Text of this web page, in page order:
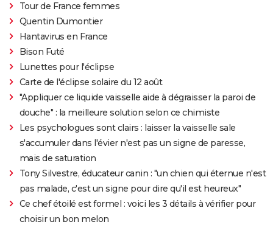
Tour de France femmes
Quentin Dumontier
Hantavirus en France
Bison Futé
Lunettes pour l'éclipse
Carte de l'éclipse solaire du 12 août
"Appliquer ce liquide vaisselle aide à dégraisser la paroi de
douche" : la meilleure solution selon ce chimiste
Les psychologues sont clairs : laisser la vaisselle sale
s'accumuler dans l'évier n'est pas un signe de paresse,
mais de saturation
Tony Silvestre, éducateur canin : "un chien qui éternue n'est
pas malade, c'est un signe pour dire qu'il est heureux"
Ce chef étoilé est formel : voici les 3 détails à vérifier pour
choisir un bon melon